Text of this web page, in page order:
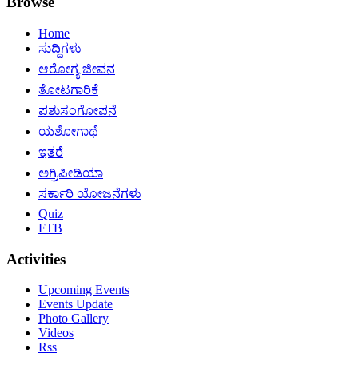
Home
ಸುದ್ದಿಗಳು
ಆರೋಗ್ಯ ಜೀವನ
ತೋಟಗಾರಿಕೆ
ಪಶುಸಂಗೋಪನೆ
ಯಶೋಗಾಥೆ
ಇತರೆ
ಅಗ್ರಿಪೀಡಿಯಾ
ಸರ್ಕಾರಿ ಯೋಜನೆಗಳು
Quiz
FTB
Activities
Upcoming Events
Events Update
Photo Gallery
Videos
Rss